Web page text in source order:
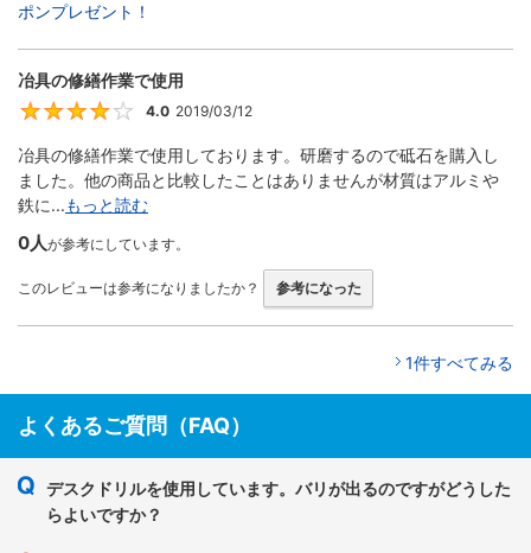
ポンプレゼント！
冶具の修繕作業で使用
4
4.0 2019/03/12
冶具の修繕作業で使用しております。研磨するので砥石を購入し
ました。他の商品と比較したことはありませんが材質はアルミや
鉄に...もっと読む
0人が参考にしています。
このレビューは参考になりましたか？ 参考になった
1件すべてみる
よくあるご質問（FAQ）
デスクドリルを使用しています。バリが出るのですがどうした
らよいですか？